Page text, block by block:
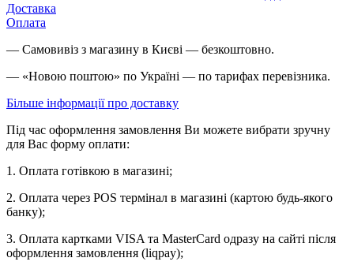
Доставка
Оплата
— Самовивіз з магазину в Києві — безкоштовно.
— «Новою поштою» по Україні — по тарифах перевізника.
Більше інформації про доставку
Під час оформлення замовлення Ви можете вибрати зручну
для Вас форму оплати:
1. Оплата готівкою в магазині;
2. Оплата через POS термінал в магазині (картою будь-якого
банку);
3. Оплата картками VISA та MasterCard одразу на сайті після
оформлення замовлення (liqpay);